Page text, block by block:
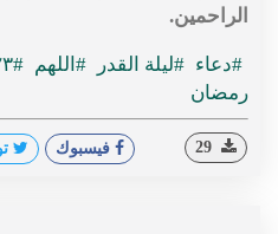
الراحمين.
#دعاء #ليلة القدر #اللهم #٢٣ رمضان
رمضان
فيسبوك